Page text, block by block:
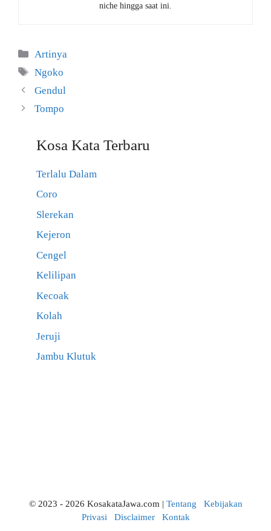
niche hingga saat ini.
Kategori
Artinya
Tag
Ngoko
Gendul
Tompo
Kosa Kata Terbaru
Terlalu Dalam
Coro
Slerekan
Kejeron
Cengel
Kelilipan
Kecoak
Kolah
Jeruji
Jambu Klutuk
© 2023 - 2026 KosakataJawa.com | Tentang
Kebijakan
Privasi
Disclaimer Kontak